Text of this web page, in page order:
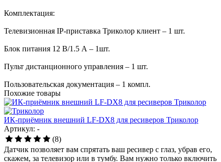
Комплектация:
Телевизионная IP-приставка Триколор клиент – 1 шт.
Блок питания 12 В/1.5 А – 1шт.
Пульт дистанционного управления – 1 шт.
Пользовательская документация – 1 компл.
Похожие товары
ИК-приёмник внешний LF-DX8 для ресиверов Триколор
Артикул: -
(8)
Датчик позволяет вам спрятать ваш ресивер с глаз, убрав его,
скажем, за телевизор или в тумбу. Вам нужно только включить